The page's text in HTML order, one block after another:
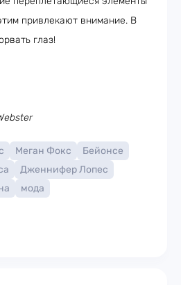
привлекают внимание. В
глаз!
Меган Фокс
Бейонсе
Дженнифер Лопес
мода